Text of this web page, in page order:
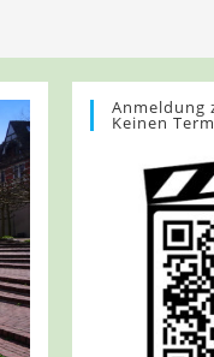
Anmeldung
Keinen